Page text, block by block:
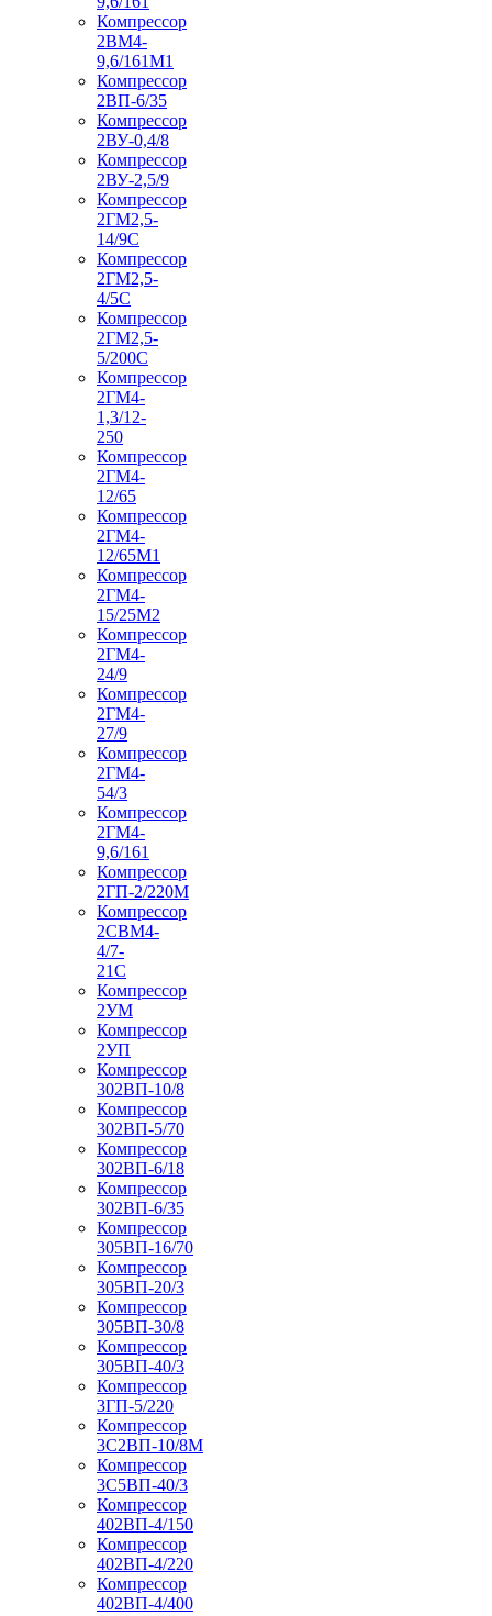
Компрессор
2ВМ4-
9,6/161М1
Компрессор
2ВП-6/35
Компрессор
2ВУ-0,4/8
Компрессор
2ВУ-2,5/9
Компрессор
2ГМ2,5-
14/9С
Компрессор
2ГМ2,5-
4/5С
Компрессор
2ГМ2,5-
5/200С
Компрессор
2ГМ4-
1,3/12-
250
Компрессор
2ГМ4-
12/65
Компрессор
2ГМ4-
12/65М1
Компрессор
2ГМ4-
15/25М2
Компрессор
2ГМ4-
24/9
Компрессор
2ГМ4-
27/9
Компрессор
2ГМ4-
54/3
Компрессор
2ГМ4-
9,6/161
Компрессор
2ГП-2/220М
Компрессор
2СВМ4-
4/7-
21С
Компрессор
2УМ
Компрессор
2УП
Компрессор
302ВП-10/8
Компрессор
302ВП-5/70
Компрессор
302ВП-6/18
Компрессор
302ВП-6/35
Компрессор
305ВП-16/70
Компрессор
305ВП-20/3
Компрессор
305ВП-30/8
Компрессор
305ВП-40/3
Компрессор
3ГП-5/220
Компрессор
3С2ВП-10/8М
Компрессор
3С5ВП-40/3
Компрессор
402ВП-4/150
Компрессор
402ВП-4/220
Компрессор
402ВП-4/400